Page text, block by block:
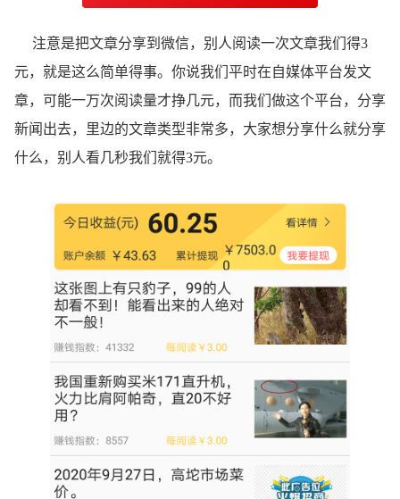
注意是把文章分享到微信，别人阅读一次文章我们得3
元，就是这么简单得事。你说我们平时在自媒体平台发文
章，可能一万次阅读量才挣几元，而我们做这个平台，分享
新闻出去，里边的文章类型非常多，大家想分享什么就分享
什么，别人看几秒我们就得3元。